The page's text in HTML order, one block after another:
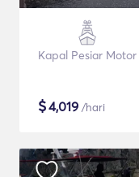
Kapal Pesiar Motor
$4,019 /hari